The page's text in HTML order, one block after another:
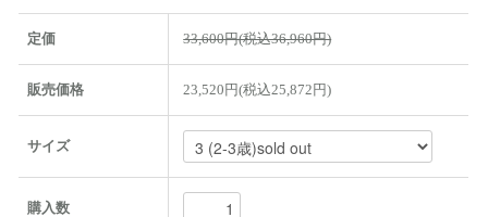
定価 33,600円(税込36,960円)
販売価格 23,520円(税込25,872円)
サイズ
購入数